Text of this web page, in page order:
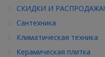
СКИДКИ И РАСПРОДАЖА!
Сантехника
Климатическая техника
Керамическая плитка